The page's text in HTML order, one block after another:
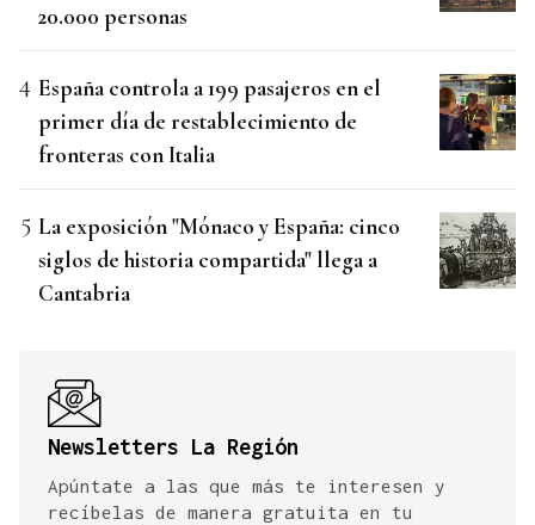
20.000 personas
España controla a 199 pasajeros en el
primer día de restablecimiento de
fronteras con Italia
La exposición "Mónaco y España: cinco
siglos de historia compartida" llega a
Cantabria
Newsletters La Región
Apúntate a las que más te interesen y
recíbelas de manera gratuita en tu